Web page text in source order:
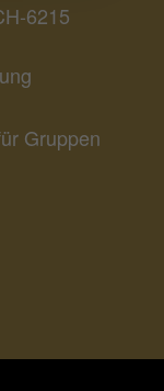
6215
Gruppen